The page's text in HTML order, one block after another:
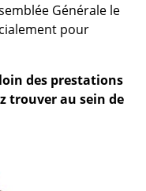
Générale le
pour
des prestations
trouver au sein de